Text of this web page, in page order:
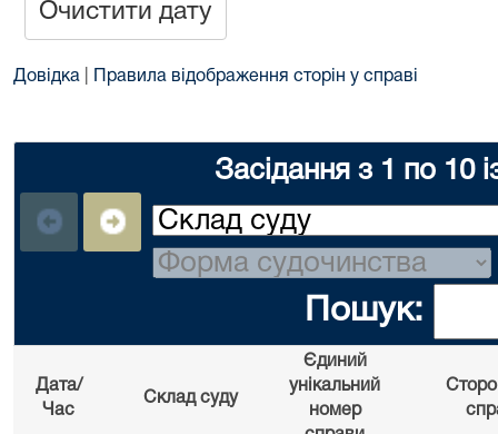
Очистити дату
Довідка Правила відображення сторін у справі
Засідання з 1 по 10
Пошук:
Дата/
Час
Склад суду
Єдиний
унікальний
номер